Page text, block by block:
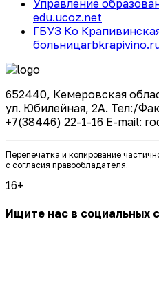
Управление
edu.ucoz.net
ГБУЗ Ко
больница
652440, Кемеровская
ул. Юбилейная, 2А. Тел:/
+7(38446) 22-1-16 E-mail:
Перепечатка и копирование
с согласия правообладателя.
16+
Ищите нас в социальных